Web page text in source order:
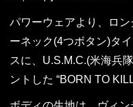
パワーウェアより、ロ
ーネック(4つボタン)タ
スに、U.S.M.C.(米海兵
ントした “BORN TO